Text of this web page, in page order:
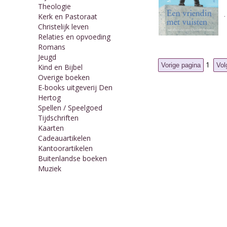
Theologie
Kerk en Pastoraat
Christelijk leven
Relaties en opvoeding
Romans
Jeugd
Kind en Bijbel
Overige boeken
E-books uitgeverij Den
Hertog
Spellen / Speelgoed
Tijdschriften
Kaarten
Cadeauartikelen
Kantoorartikelen
Buitenlandse boeken
Muziek
1